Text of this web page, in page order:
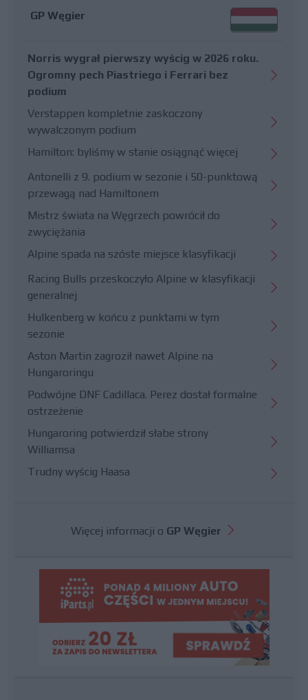
GP Węgier
Norris wygrał pierwszy wyścig w 2026 roku.
Ogromny pech Piastriego i Ferrari bez
podium
Verstappen kompletnie zaskoczony
wywalczonym podium
Hamilton: byliśmy w stanie osiągnąć więcej
Antonelli z 9. podium w sezonie i 50-punktową
przewagą nad Hamiltonem
Mistrz świata na Węgrzech powrócił do
zwyciężania
Alpine spada na szóste miejsce klasyfikacji
Racing Bulls przeskoczyło Alpine w klasyfikacji
generalnej
Hulkenberg w końcu z punktami w tym
sezonie
Aston Martin zagroził nawet Alpine na
Hungaroringu
Podwójne DNF Cadillaca. Perez dostał formalne
ostrzeżenie
Hungaroring potwierdził słabe strony
Williamsa
Trudny wyścig Haasa
Więcej informacji o GP Węgier